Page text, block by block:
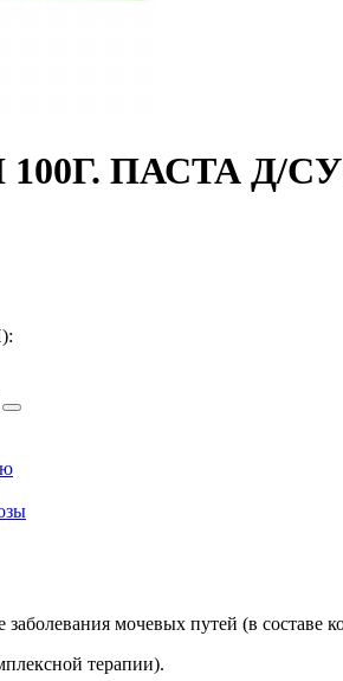
ПАСТА Д/
:
мочевых путей (в составе
терапии).